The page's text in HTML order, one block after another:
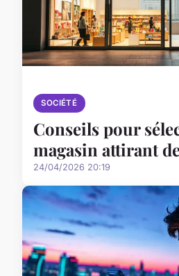
SOCIÉTÉ
Conseils pour
magasin attirant
24/04/2026 20:19